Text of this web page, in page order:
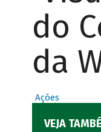
do
da
Ações
VEJA